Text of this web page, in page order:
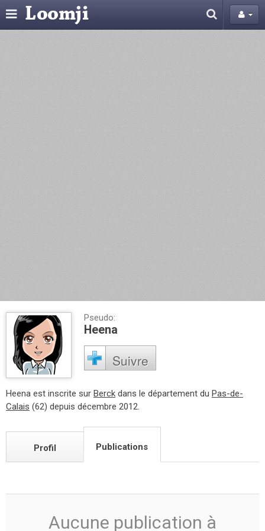
Pseudo:
Heena
Suivre
Heena est inscrite sur Berck dans le département du Pas-de-
Calais (62) depuis décembre 2012.
Profil Publications
Aucune publication à